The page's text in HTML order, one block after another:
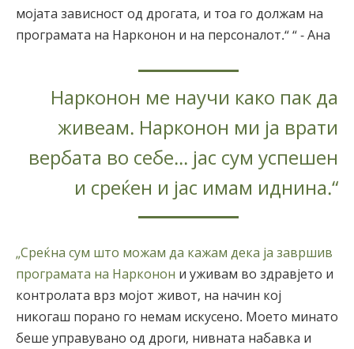
мојата зависност од дрогата, и тоа го должам на
програмата на Нарконон и на персоналот.“ “ - Ана
Нарконон ме научи како пак да
живеам. Нарконон ми ја врати
вербата во себе... јас сум успешен
и среќен и јас имам иднина.“
„Среќна сум што можам да кажам дека ја завршив
програмата на Нарконон и уживам во здравјето и
контролата врз мојот живот, на начин кој
никогаш порано го немам искусено. Моето минато
беше управувано од дроги, нивната набавка и